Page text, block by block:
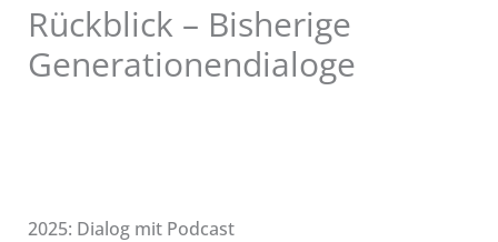
Rückblick – Bisherige
Generationendialoge
2025: Dialog mit Podcast